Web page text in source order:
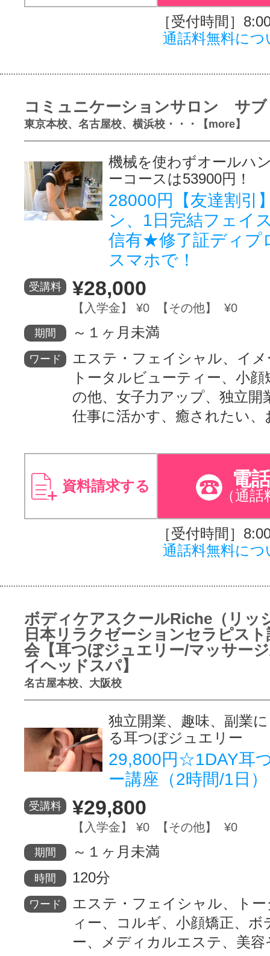
［受付時間］
通話料無料につ
コミュニケーションサロン サブ
東京本校、名古屋校、横浜校・・・【more】
機械を使わずオールハ
ーコースは53900円！
28000円【友達割引
ン、1日完結フェイ
信有★修了証ディプ
スマホで！
受講料 ¥28,000
【入学金】 ¥0 【その他】 ¥0
期間 ～１ヶ月未満
ワード
エステ・フェイシャル、イ
トータルビューティー、小顔
の他、女子力アップ、独立開
仕事に活かす、癒されたい
資料請求する 電
（通話
［受付時間］
通話料無料につ
ボディケアスクールRiche（リッ
日本リラクゼーションセラピス
会【耳つぼジュエリー/マッサー
イヘッドスパ】
名古屋本校、大阪校
独立開業、趣味、副業
る耳つぼジュエリー
29,800円☆1DAY耳
ー講座（2時間/1日）
受講料 ¥29,800
【入学金】 ¥0 【その他】 ¥0
期間 ～１ヶ月未満
時間 120分
ワード
エステ・フェイシャル、ト
ィー、コルギ、小顔矯正、
ー、メディカルエステ、美容